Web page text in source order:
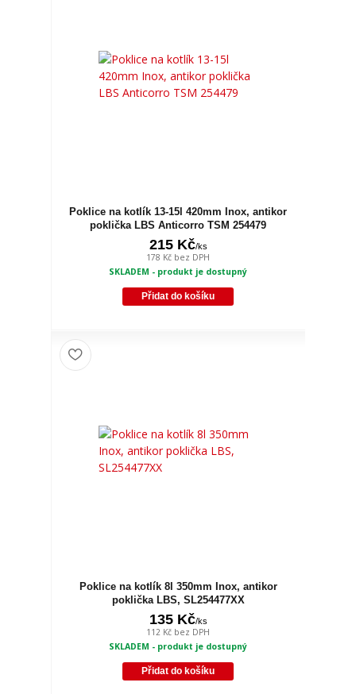
Poklice na kotlík 13-15l 420mm Inox, antikor
poklička LBS Anticorro TSM 254479
215 Kč/ks
178 Kč bez DPH
SKLADEM - produkt je dostupný
Přidat do košíku
Poklice na kotlík 8l 350mm Inox, antikor
poklička LBS, SL254477XX
135 Kč/ks
112 Kč bez DPH
SKLADEM - produkt je dostupný
Přidat do košíku